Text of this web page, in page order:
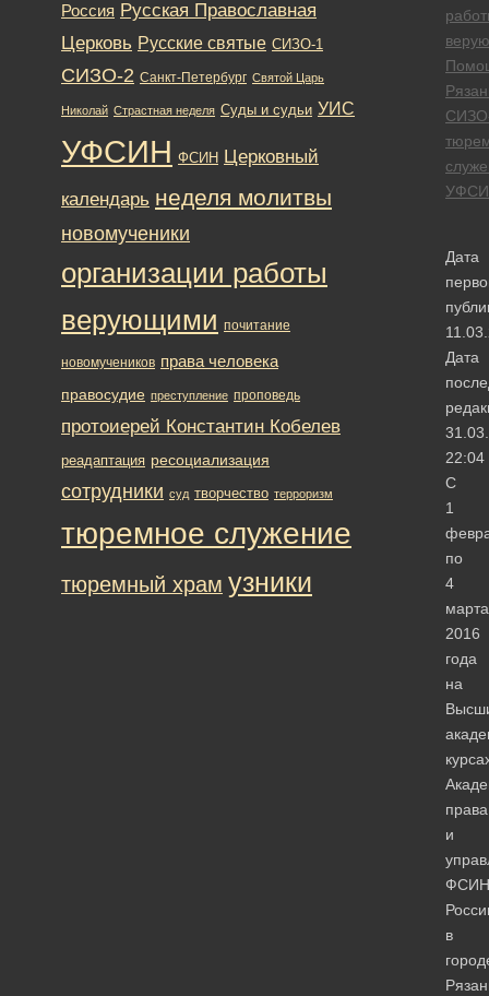
Дата
Дата
22:04
C
1
по
4
марта
2016
года
на
права
и
ФСИН
в
Россия Русская Православная
Церковь Русские святые СИЗО-1
СИЗО-2 Санкт-Петербург Святой Царь
Николай Страстная неделя Суды и судьи УИС
УФСИН ФСИН Церковный
календарь неделя молитвы
новомученики
организации работы
верующими почитание
новомучеников права человека
правосудие преступление проповедь
протоиерей Константин Кобелев
реадаптация ресоциализация
сотрудники суд творчество терроризм
тюремное служение
тюремный храм узники